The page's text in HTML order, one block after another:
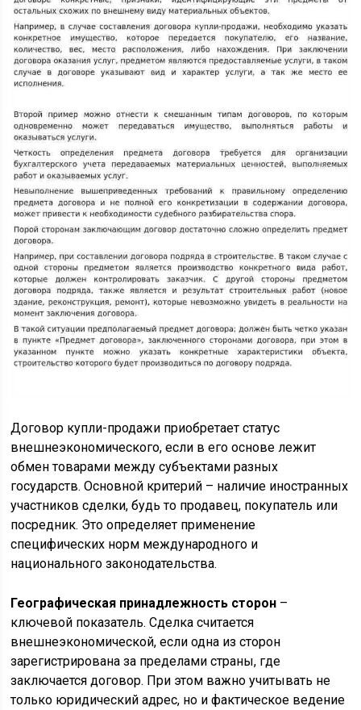
Договор купли-продажи приобретает статус
внешнеэкономического, если в его основе лежит
обмен товарами между субъектами разных
государств. Основной критерий – наличие иностранных
участников сделки, будь то продавец, покупатель или
посредник. Это определяет применение
специфических норм международного и
национального законодательства.
Географическая принадлежность сторон –
ключевой показатель. Сделка считается
внешнеэкономической, если одна из сторон
зарегистрирована за пределами страны, где
заключается договор. При этом важно учитывать не
только юридический адрес, но и фактическое ведение